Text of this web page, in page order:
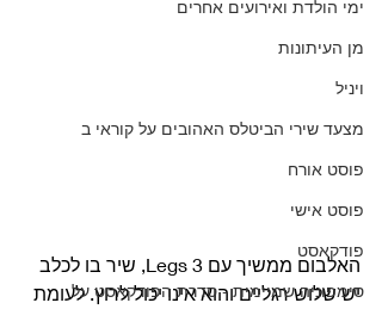
ימי הולדת ואירועים אחרים
מן העיתונות
ויניל
מצעד שירי הביטלס האהובים על קוראי ב
פוסט אורח
פוסט אישי
פודקאסט
סימפוניה שמיימית - סדרת הפודקאסט על
האלבום ממשיך עם 3 Legs, שיר בו לכלב
יש שלוש רגליים והוא אינו יכול לרוץ. לעומת